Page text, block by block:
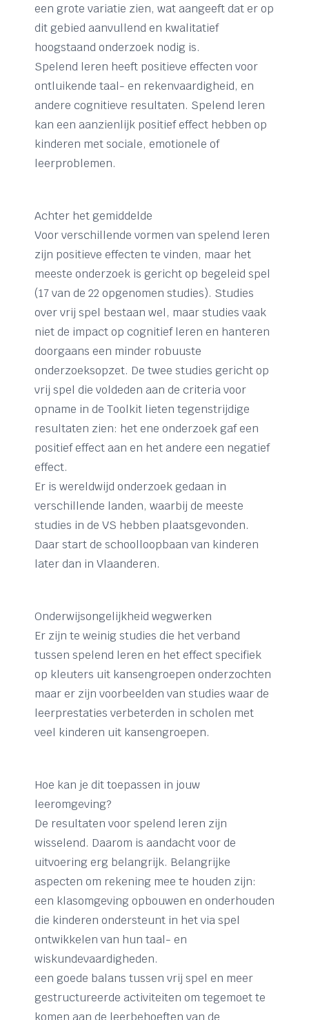
een grote variatie zien, wat aangeeft dat er op
dit gebied aanvullend en kwalitatief
hoogstaand onderzoek nodig is.
Spelend leren heeft positieve effecten voor
ontluikende taal- en rekenvaardigheid, en
andere cognitieve resultaten. Spelend leren
kan een aanzienlijk positief effect hebben op
kinderen met sociale, emotionele of
leerproblemen.
Achter het gemiddelde
Voor verschillende vormen van spelend leren
zijn positieve effecten te vinden, maar het
meeste onderzoek is gericht op begeleid spel
(17 van de 22 opgenomen studies). Studies
over vrij spel bestaan wel, maar studies vaak
niet de impact op cognitief leren en hanteren
doorgaans een minder robuuste
onderzoeksopzet. De twee studies gericht op
vrij spel die voldeden aan de criteria voor
opname in de Toolkit lieten tegenstrijdige
resultaten zien: het ene onderzoek gaf een
positief effect aan en het andere een negatief
effect.
Er is wereldwijd onderzoek gedaan in
verschillende landen, waarbij de meeste
studies in de VS hebben plaatsgevonden.
Daar start de schoolloopbaan van kinderen
later dan in Vlaanderen.
Onderwijsongelijkheid wegwerken
Er zijn te weinig studies die het verband
tussen spelend leren en het effect specifiek
op kleuters uit kansengroepen onderzochten
maar er zijn voorbeelden van studies waar de
leerprestaties verbeterden in scholen met
veel kinderen uit kansengroepen.
Hoe kan je dit toepassen in jouw
leeromgeving?
De resultaten voor spelend leren zijn
wisselend. Daarom is aandacht voor de
uitvoering erg belangrijk. Belangrijke
aspecten om rekening mee te houden zijn:
een klasomgeving opbouwen en onderhouden
die kinderen ondersteunt in het via spel
ontwikkelen van hun taal- en
wiskundevaardigheden.
een goede balans tussen vrij spel en meer
gestructureerde activiteiten om tegemoet te
komen aan de leerbehoeften van de